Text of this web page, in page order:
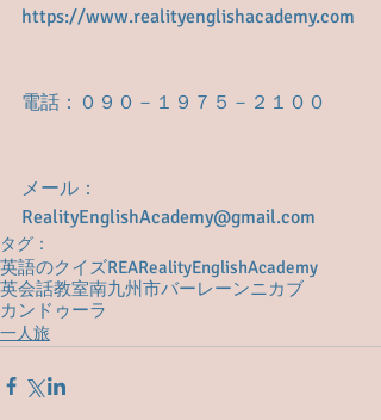
https://www.realityenglishacademy.com
電話：０９０－１９７５－２１００
メール：
RealityEnglishAcademy@gmail.com
タグ：
英語のクイズREARealityEnglishAcademy
英会話教室南九州市バーレーンニカブ
カンドゥーラ
一人旅